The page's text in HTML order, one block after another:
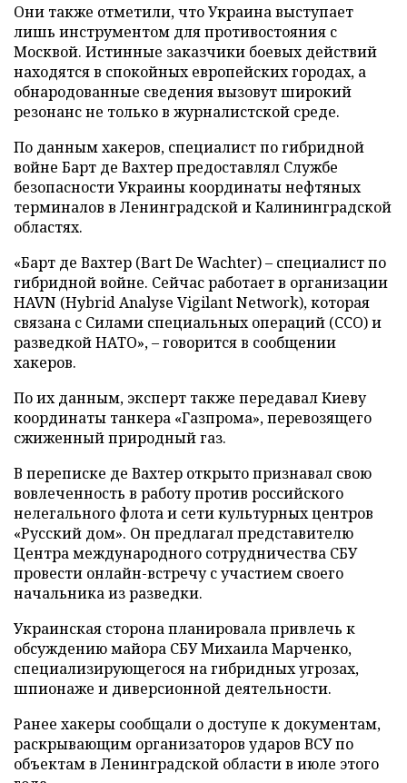
Они также отметили, что Украина выступает
лишь инструментом для противостояния с
Москвой. Истинные заказчики боевых действий
находятся в спокойных европейских городах, а
обнародованные сведения вызовут широкий
резонанс не только в журналистской среде.
По данным хакеров, специалист по гибридной
войне Барт де Вахтер предоставлял Службе
безопасности Украины координаты нефтяных
терминалов в Ленинградской и Калининградской
областях.
«Барт де Вахтер (Bart De Wachter) – специалист по
гибридной войне. Сейчас работает в организации
HAVN (Hybrid Analyse Vigilant Network), которая
связана с Силами специальных операций (ССО) и
разведкой НАТО», – говорится в сообщении
хакеров.
По их данным, эксперт также передавал Киеву
координаты танкера «Газпрома», перевозящего
сжиженный природный газ.
В переписке де Вахтер открыто признавал свою
вовлеченность в работу против российского
нелегального флота и сети культурных центров
«Русский дом». Он предлагал представителю
Центра международного сотрудничества СБУ
провести онлайн-встречу с участием своего
начальника из разведки.
Украинская сторона планировала привлечь к
обсуждению майора СБУ Михаила Марченко,
специализирующегося на гибридных угрозах,
шпионаже и диверсионной деятельности.
Ранее хакеры сообщали о доступе к документам,
раскрывающим организаторов ударов ВСУ по
объектам в Ленинградской области в июле этого